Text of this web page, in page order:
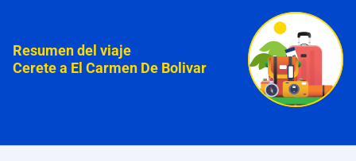
Resumen del viaje
Cerete a El Carmen De Bolivar